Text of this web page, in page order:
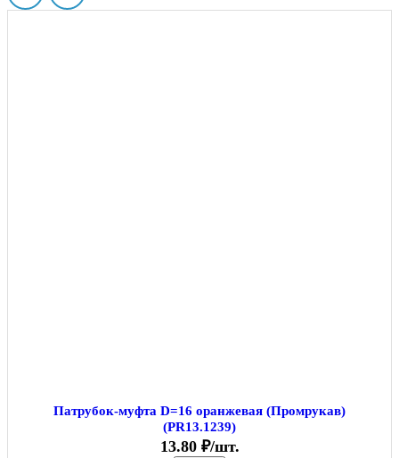
Патрубок-муфта D=16 оранжевая (Промрукав)
(PR13.1239)
13.80 ₽/шт.